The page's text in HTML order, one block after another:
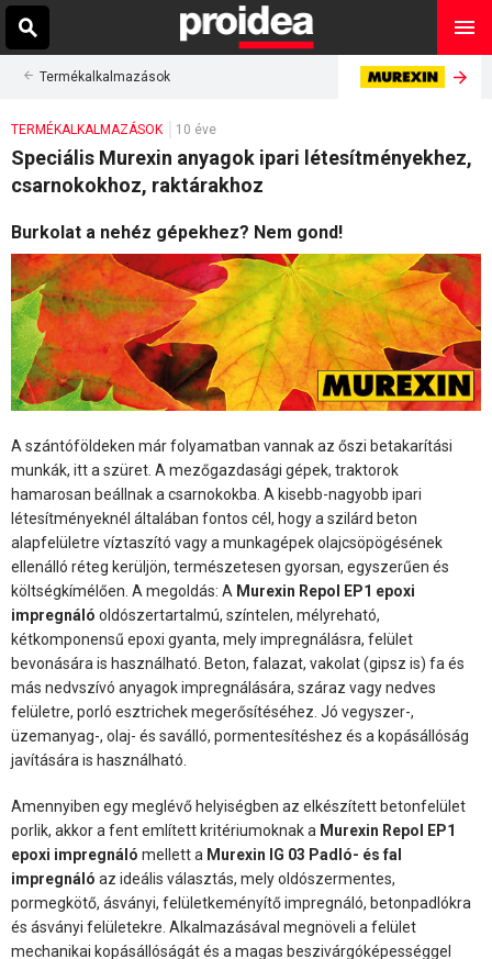
Termékalkalmazások
TERMÉKALKALMAZÁSOK 10 éve
Speciális Murexin anyagok ipari létesítményekhez,
csarnokokhoz, raktárakhoz
Burkolat a nehéz gépekhez? Nem gond!
A szántóföldeken már folyamatban vannak az őszi betakarítási
munkák, itt a szüret. A mezőgazdasági gépek, traktorok
hamarosan beállnak a csarnokokba. A kisebb-nagyobb ipari
létesítményeknél általában fontos cél, hogy a szilárd beton
alapfelületre víztaszító vagy a munkagépek olajcsöpögésének
ellenálló réteg kerüljön, természetesen gyorsan, egyszerűen és
költségkímélően. A megoldás: A Murexin Repol EP1 epoxi
impregnáló oldószertartalmú, színtelen, mélyreható,
kétkomponensű epoxi gyanta, mely impregnálásra, felület
bevonására is használható. Beton, falazat, vakolat (gipsz is) fa és
más nedvszívó anyagok impregnálására, száraz vagy nedves
felületre, porló esztrichek megerősítéséhez. Jó vegyszer-,
üzemanyag-, olaj- és saválló, pormentesítéshez és a kopásállóság
javítására is használható.
Amennyiben egy meglévő helyiségben az elkészített betonfelület
porlik, akkor a fent említett kritériumoknak a Murexin Repol EP1
epoxi impregnáló mellett a Murexin IG 03 Padló- és fal
impregnáló az ideális választás, mely oldószermentes,
pormegkötő, ásványi, felületkeményítő impregnáló, betonpadlókra
és ásványi felületekre. Alkalmazásával megnöveli a felület
mechanikai kopásállóságát és a magas beszivárgóképességgel